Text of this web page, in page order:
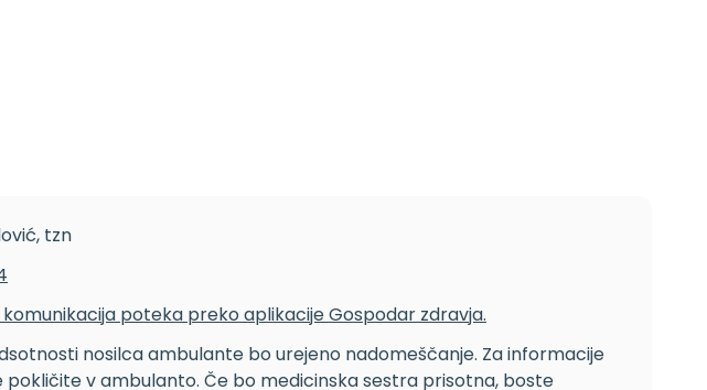
tzn
poteka preko aplikacije Gospodar zdravja.
nosilca ambulante bo urejeno nadomeščanje. Za informacije
pokličite v ambulanto. Če bo medicinska sestra prisotna, boste